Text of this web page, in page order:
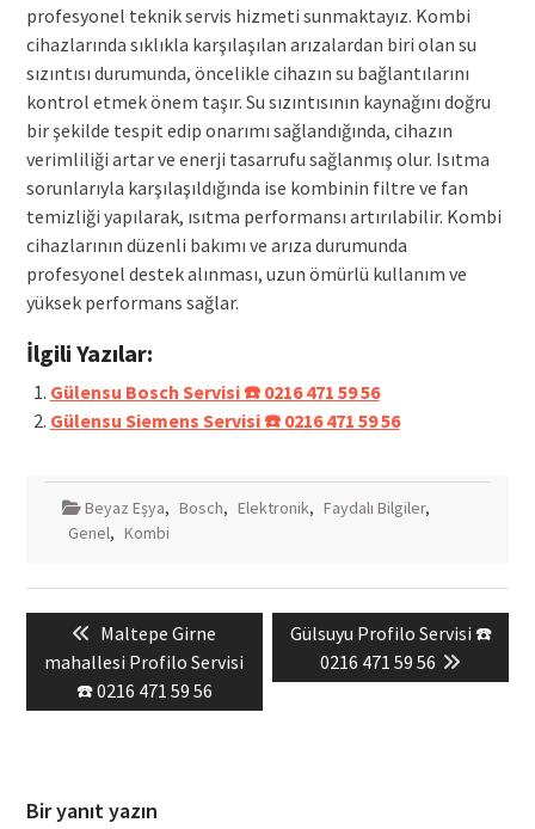
profesyonel teknik servis hizmeti sunmaktayız. Kombi
cihazlarında sıklıkla karşılaşılan arızalardan biri olan su
sızıntısı durumunda, öncelikle cihazın su bağlantılarını
kontrol etmek önem taşır. Su sızıntısının kaynağını doğru
bir şekilde tespit edip onarımı sağlandığında, cihazın
verimliliği artar ve enerji tasarrufu sağlanmış olur. Isıtma
sorunlarıyla karşılaşıldığında ise kombinin filtre ve fan
temizliği yapılarak, ısıtma performansı artırılabilir. Kombi
cihazlarının düzenli bakımı ve arıza durumunda
profesyonel destek alınması, uzun ömürlü kullanım ve
yüksek performans sağlar.
İlgili Yazılar:
Gülensu Bosch Servisi ☎️ 0216 471 59 56
Gülensu Siemens Servisi ☎️ 0216 471 59 56
Beyaz Eşya, Bosch, Elektronik, Faydalı Bilgiler,
Genel, Kombi
gezinmesiPrevious
post:
Maltepe Girne
mahallesi Profilo Servisi
☎️ 0216 471 59 56
Next
post:
Gülsuyu Profilo Servisi ☎️
0216 471 59 56
Bir yanıt yazın